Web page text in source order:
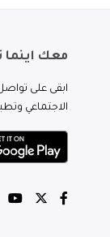
معك اينما
ابقى على
الاجتماعي